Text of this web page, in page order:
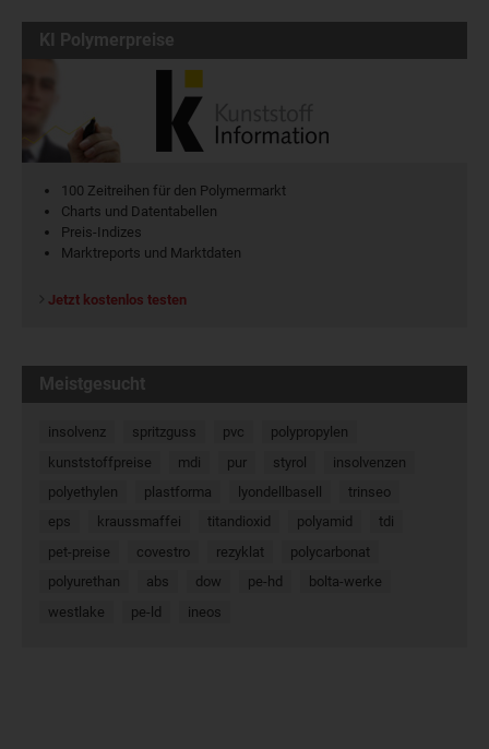
KI Polymerpreise
100 Zeitreihen für den Polymermarkt
Charts und Datentabellen
Preis-Indizes
Marktreports und Marktdaten
Jetzt kostenlos testen
Meistgesucht
insolvenz spritzguss pvc
polypropylen
kunststoffpreise
mdi pur styrol
insolvenzen
polyethylen
plastforma lyondellbasell
trinseo
eps
kraussmaffei titandioxid polyamid
tdi
pet-preise
covestro rezyklat
polycarbonat
polyurethan
abs dow pe-hd
bolta-werke
westlake
pe-ld ineos